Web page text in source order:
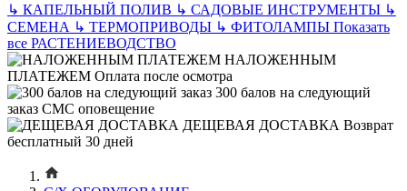
↳ КАПЕЛЬНЫЙ ПОЛИВ ↳ САДОВЫЕ ИНСТРУМЕНТЫ ↳
СЕМЕНА ↳ ТЕРМОПРИВОДЫ ↳ ФИТОЛАМПЫ Показать
все РАСТЕНИЕВОДСТВО
НАЛОЖЕННЫМ
ПЛАТЕЖЕМ Оплата после осмотра
300 балов на следующий
заказ СМС оповещение
ДЕЩЕВАЯ ДОСТАВКА Возврат
бесплатный 30 дней